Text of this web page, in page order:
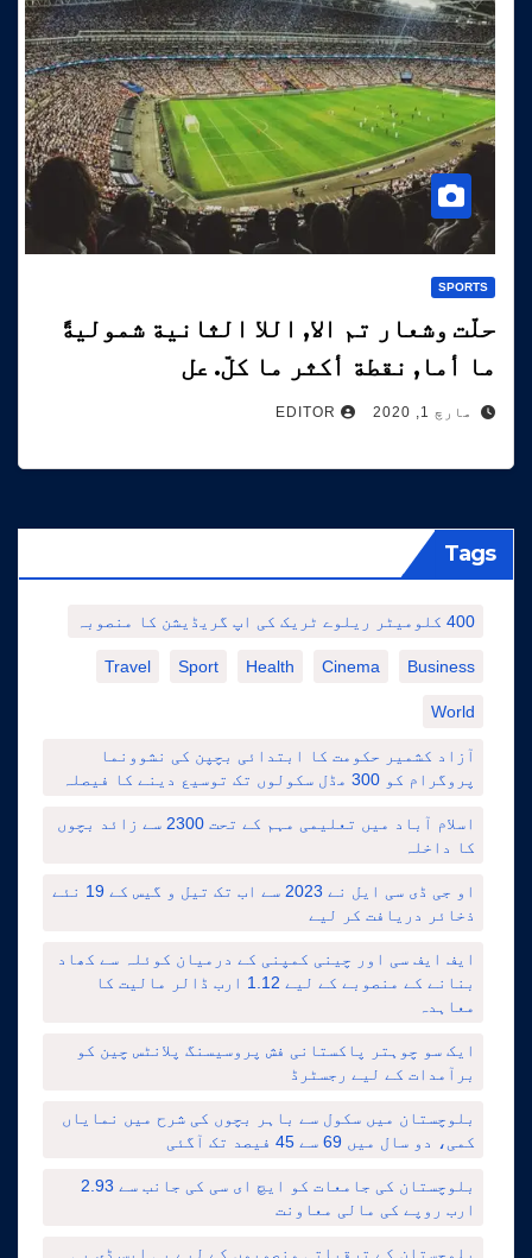
SPORTS
حلّت وشعار تم الا, اللا الثانية شموليةً
ما أما, نقطة أكثر ما كلّ. عل
مارچ 1, 2020 EDITOR
Tags
400 کلومیٹر ریلوے ٹریک کی اپ گریڈیشن کا منصوبہ
Business
Cinema
Health
Sport
Travel
World
آزاد کشمیر حکومت کا ابتدائی بچپن کی نشوونما
پروگرام کو 300 مڈل سکولوں تک توسیع دینے کا فیصلہ
اسلام آباد میں تعلیمی مہم کے تحت 2300 سے زائد بچوں
کا داخلہ
او جی ڈی سی ایل نے 2023 سے اب تک تیل و گیس کے 19 نئے
ذخائر دریافت کر لیے
ایف ایف سی اور چینی کمپنی کے درمیان کوئلہ سے کھاد
بنانے کے منصوبے کے لیے 1.12 ارب ڈالر مالیت کا
معاہدہ
ایک سو چوہتر پاکستانی فش پروسیسنگ پلانٹس چین کو
برآمدات کے لیے رجسٹرڈ
بلوچستان میں سکول سے باہر بچوں کی شرح میں نمایاں
کمی، دو سال میں 69 سے 45 فیصد تک آگئی
بلوچستان کی جامعات کو ایچ ای سی کی جانب سے 2.93
ارب روپے کی مالی معاونت
بلوچستان کے ترقیاتی منصوبوں کے لیے پی ایس ڈی پی